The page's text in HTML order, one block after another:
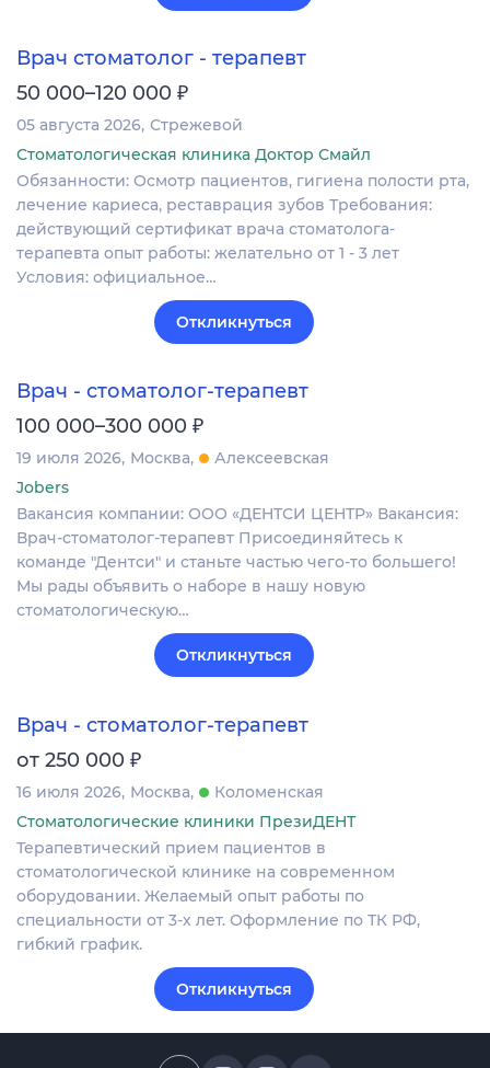
Врач стоматолог - терапевт
50 000–120 000 ₽
05 августа 2026 Стрежевой
Стоматологическая клиника Доктор Смайл
Обязанности: Осмотр пациентов, гигиена полости рта,
лечение кариеса, реставрация зубов Требования:
действующий сертификат врача стоматолога-
терапевта опыт работы: желательно от 1 - 3 лет
Условия: официальное…
Откликнуться
Врач - стоматолог-терапевт
100 000–300 000 ₽
19 июля 2026 Москва
Алексеевская
Jobers
Вакансия компании: ООО «ДЕНТСИ ЦЕНТР» Вакансия:
Врач-стоматолог-терапевт Присоединяйтесь к
команде "Дентси" и станьте частью чего-то большего!
Мы рады объявить о наборе в нашу новую
стоматологическую…
Откликнуться
Врач - стоматолог-терапевт
от 250 000 ₽
16 июля 2026 Москва
Коломенская
Стоматологические клиники ПрезиДЕНТ
Терапевтический прием пациентов в
стоматологической клинике на современном
оборудовании. Желаемый опыт работы по
специальности от 3-х лет. Оформление по ТК РФ,
гибкий график.
Откликнуться